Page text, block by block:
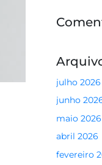
julho 2026
junho
maio 2026
abril 2026
fevereiro